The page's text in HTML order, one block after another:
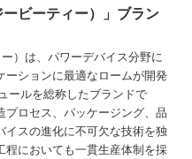
ビーティー）」ブラン
）は、パワーデバイス分野に
ーションに最適なロームが開発
ールを総称したブランドで
ロセス、パッケージング、品
スの進化に不可欠な技術を独
程においても一貫生産体制を採